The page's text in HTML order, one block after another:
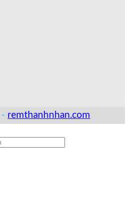
remthanhnhan.com